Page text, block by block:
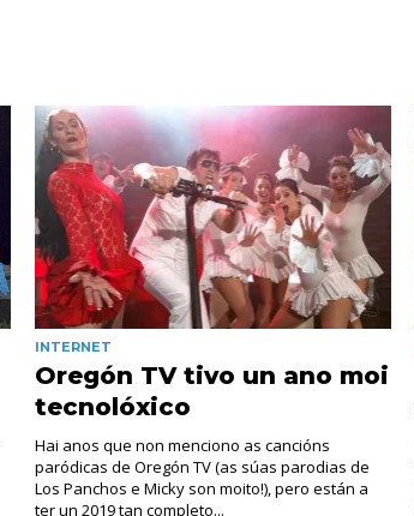
INTERNET
Oregón TV tivo un ano moi
tecnolóxico
Hai anos que non menciono as cancións
paródicas de Oregón TV (as súas parodias de
Los Panchos e Micky son moito!), pero están a
ter un 2019 tan completo...